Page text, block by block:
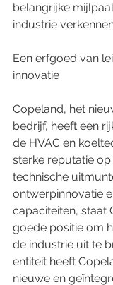
belangrijke
industrie
Een erfgoed van
innovatie
Copeland, het
bedrijf, heeft een
de HVAC en
sterke reputatie
technische
ontwerpinnovatie
capaciteiten, staat
goede positie om
de industrie uit te
entiteit heeft
nieuwe en